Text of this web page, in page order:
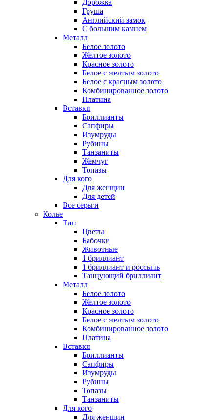
Дорожка
Груша
Английский замок
С большим камнем
Металл
Белое золото
Желтое золото
Красное золото
Белое с желтым золото
Белое с красным золото
Комбинированное золото
Платина
Вставки
Бриллианты
Сапфиры
Изумруды
Рубины
Танзаниты
Жемчуг
Топазы
Для кого
Для женщин
Для детей
Все серьги
Колье
Тип
Цветы
Бабочки
Животные
1 бриллиант
1 бриллиант и россыпь
Танцующий бриллиант
Металл
Белое золото
Желтое золото
Красное золото
Белое с желтым золото
Комбинированное золото
Платина
Вставки
Бриллианты
Сапфиры
Изумруды
Рубины
Топазы
Танзаниты
Для кого
Для женщин